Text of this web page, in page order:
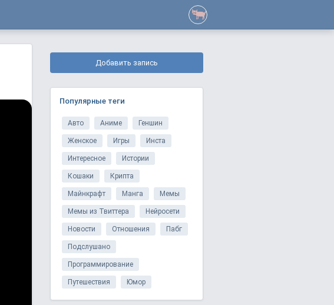
Добавить запись
Популярные теги
Авто Аниме Геншин
Женское Игры Инста
Интересное Истории
Кошаки Крипта
Майнкрафт Манга Мемы
Мемы из Твиттера Нейросети
Новости Отношения Пабг
Подслушано
Программирование
Путешествия Юмор